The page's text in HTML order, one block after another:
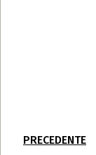
PRECEDENTE